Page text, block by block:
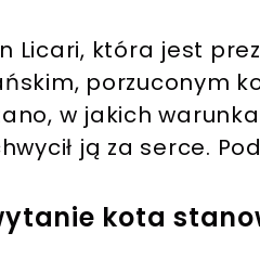
Licari, która jest
porzuconym
w jakich
ją za serce.
kota